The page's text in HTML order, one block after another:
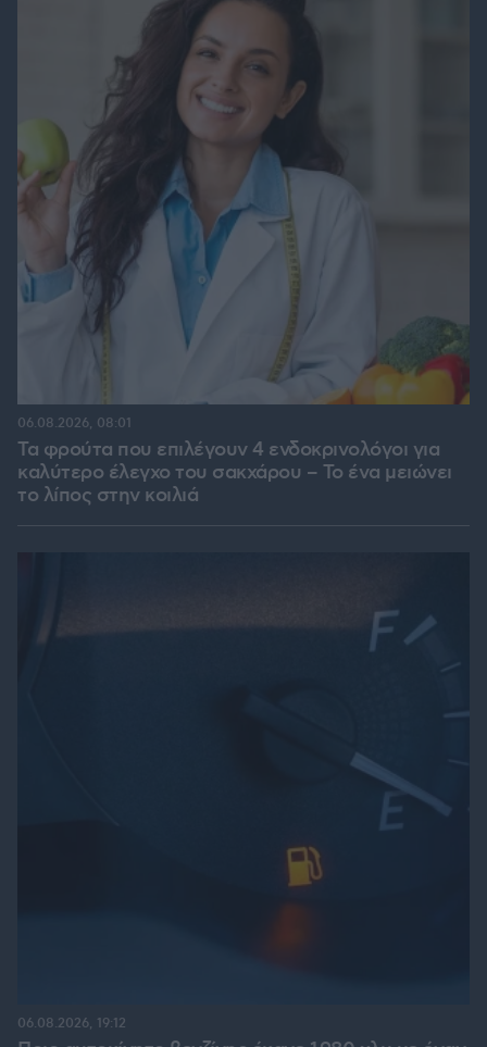
Τα φρούτα που επιλέγουν 4 ενδοκρινολόγοι για
καλύτερο έλεγχο του σακχάρου – Το ένα μειώνει
το λίπος στην κοιλιά
06.08.2026, 08:01
06.08.2026, 19:12